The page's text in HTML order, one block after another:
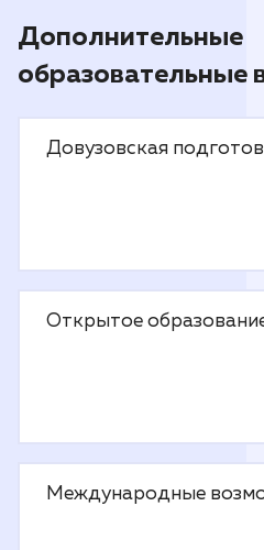
Дополнительные
образовательные
Довузовская
Открытое
Международные